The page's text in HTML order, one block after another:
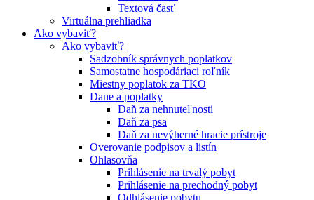
Textová časť
Virtuálna prehliadka
Ako vybaviť?
Ako vybaviť?
Sadzobník správnych poplatkov
Samostatne hospodáriaci roľník
Miestny poplatok za TKO
Dane a poplatky
Daň za nehnuteľnosti
Daň za psa
Daň za nevýherné hracie prístroje
Overovanie podpisov a listín
Ohlasovňa
Prihlásenie na trvalý pobyt
Prihlásenie na prechodný pobyt
Odhlásenie pobytu